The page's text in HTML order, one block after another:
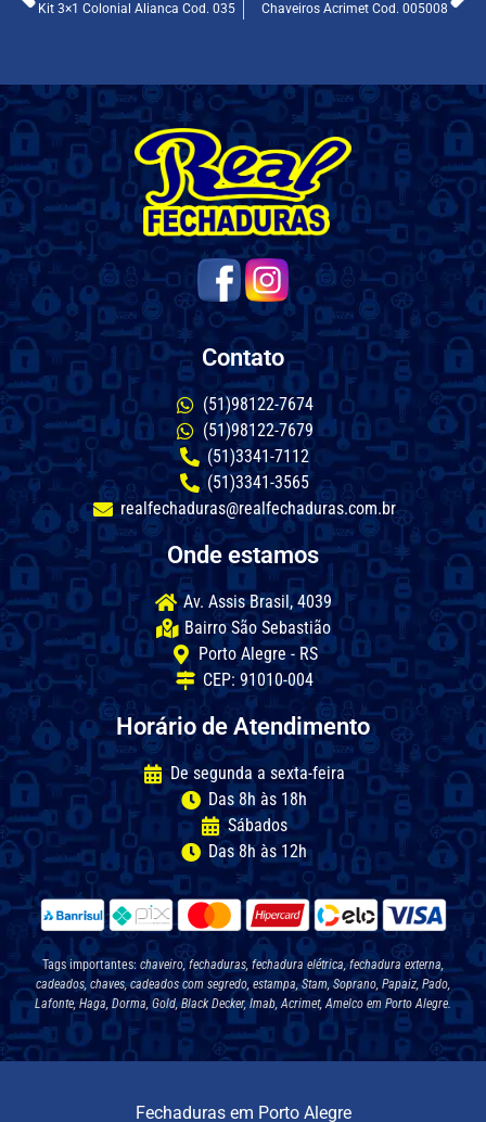
Kit 3×1 Colonial Alianca Cod. 035 Chaveiros Acrimet Cod. 005008
Contato
(51)98122-7674
(51)98122-7679
(51)3341-7112
(51)3341-3565
realfechaduras@realfechaduras.com.br
Onde estamos
Av. Assis Brasil, 4039
Bairro São Sebastião
Porto Alegre - RS
CEP: 91010-004
Horário de Atendimento
De segunda a sexta-feira
Das 8h às 18h
Sábados
Das 8h às 12h
Tags importantes: chaveiro, fechaduras, fechadura elétrica, fechadura externa,
cadeados, chaves, cadeados com segredo, estampa, Stam, Soprano, Papaiz, Pado,
Lafonte, Haga, Dorma, Gold, Black Decker, Imab, Acrimet, Amelco em Porto Alegre.
Fechaduras em Porto Alegre